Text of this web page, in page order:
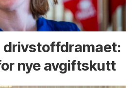
drivstoffdramaet:
nye avgiftskutt